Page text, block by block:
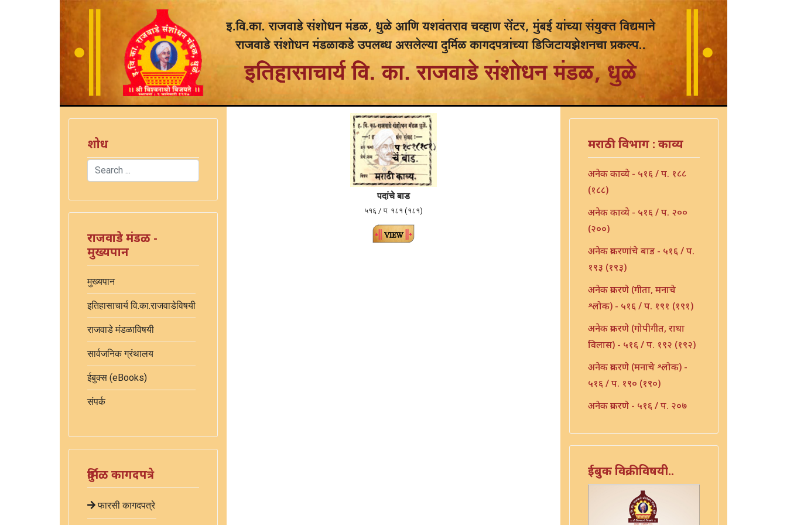
शोध
Search
राजवाडे मंडळ -
मुख्यपान
मुख्यपान
इतिहासाचार्य वि.का.राजवाडेविषयी
राजवाडे मंडळाविषयी
सार्वजनिक ग्रंथालय
ईबुक्स (eBooks)
संपर्क
दुर्मिळ कागदपत्रे
फारसी कागदपत्रे
पदांचे बाड
५१६ / प. १८१ (१८१)
मराठी विभाग : काव्य
अनेक काव्ये - ५१६ / प. १८८
(१८८)
अनेक काव्ये - ५१६ / प. २००
(२००)
अनेक प्रकरणांचे बाड - ५१६ / प.
१९३ (१९३)
अनेक प्रकरणे (गीता, मनाचे
श्लोक) - ५१६ / प. १९१ (१९१)
अनेक प्रकरणे (गोपीगीत, राधा
विलास) - ५१६ / प. १९२ (१९२)
अनेक प्रकरणे (मनाचे श्लोक) -
५१६ / प. १९० (१९०)
अनेक प्रकरणे - ५१६ / प. २०७
अनेक प्रकरणे - ५१६ / प. २१०
अनेक प्रकरणे - ५१६ / प. २३६
अभंग - ५१६ / प. १५३ (१५३)
ईबुक विक्रीविषयी..